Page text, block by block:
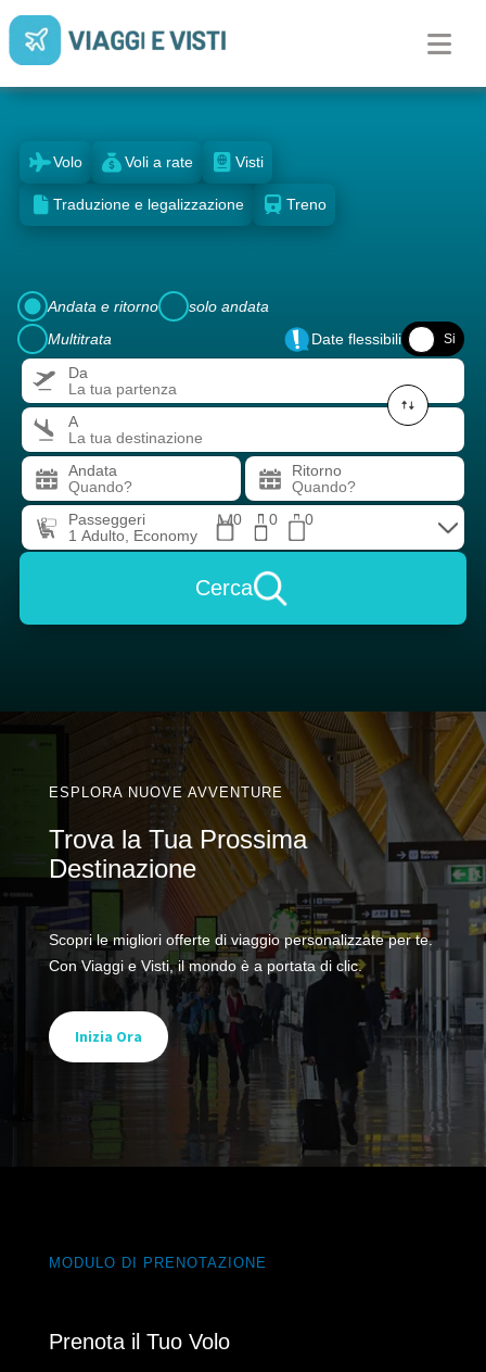
Volo Voli a rate Visti
Traduzione e legalizzazione Treno
Andata e ritorno
solo andata
Multitrata
Date flessibili No Si
Da
A
Andata Ritorno
Passeggeri 0 0 0
Cerca
ESPLORA NUOVE AVVENTURE
Trova la Tua Prossima
Destinazione
Scopri le migliori offerte di viaggio personalizzate per te.
Con Viaggi e Visti, il mondo è a portata di clic.
Inizia Ora
MODULO DI PRENOTAZIONE
Prenota il Tuo Volo